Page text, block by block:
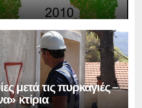
μετά τις πυρκαγιές –
κτίρια